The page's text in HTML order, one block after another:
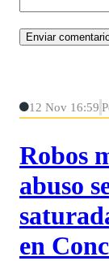
12 Nov 16:59
Robos
abuso
en